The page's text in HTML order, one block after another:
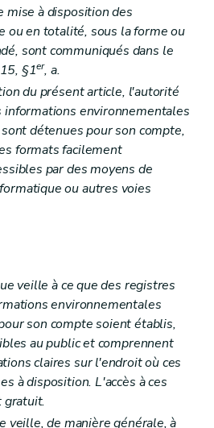
mise à disposition des
ou en totalité, sous la forme ou
sont communiqués dans le
§1er, a.
du présent article, l'autorité
informations environnementales
détenues pour son compte,
formats facilement
par des moyens de
ou autres voies
veille à ce que des registres
environnementales
son compte soient établis,
au public et comprennent
claires sur l'endroit où ces
à disposition. L'accès à ces
gratuit.
veille, de manière générale, à